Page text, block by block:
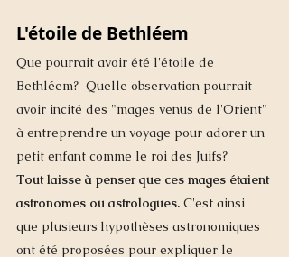
L'étoile de Bethléem
Que pourrait avoir été l'étoile de
Bethléem?  Quelle observation pourrait
avoir incité des "mages venus de l'Orient"
à entreprendre un voyage pour adorer un
petit enfant comme le roi des Juifs?
Tout laisse à penser que ces mages étaient
astronomes ou astrologues. C'est ainsi
que plusieurs hypothèses astronomiques
ont été proposées pour expliquer le